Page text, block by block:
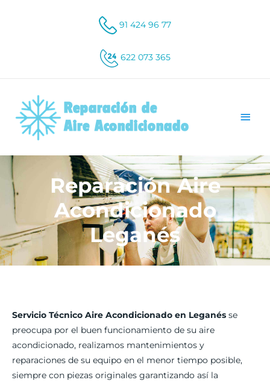
91 424 96 77
622 073 365
Reparación Aire
Acondicionado
Leganés
Servicio Técnico Aire Acondicionado en Leganés se
preocupa por el buen funcionamiento de su aire
acondicionado, realizamos mantenimientos y
reparaciones de su equipo en el menor tiempo posible,
siempre con piezas originales garantizando así la